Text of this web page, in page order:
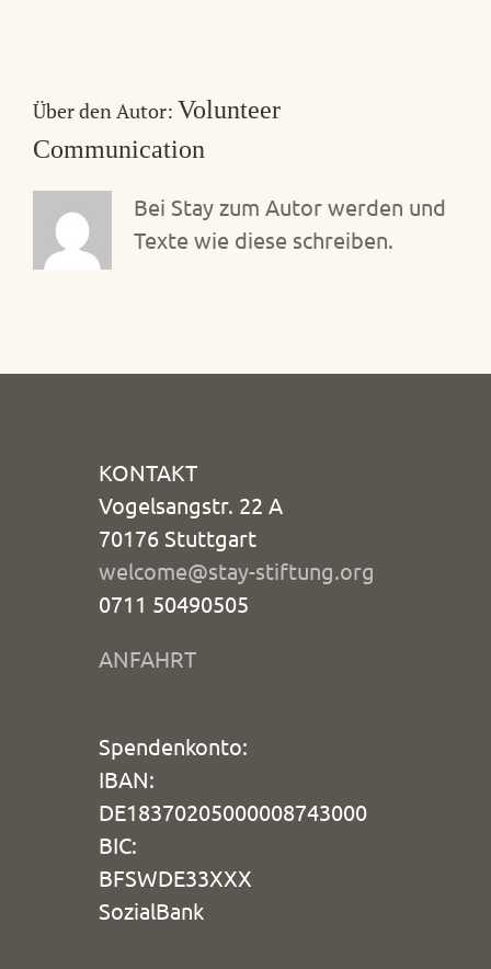
Über den Autor: Volunteer
Communication
Bei Stay zum Autor werden und
Texte wie diese schreiben.
KONTAKT
Vogelsangstr. 22 A
70176 Stuttgart
welcome@stay-stiftung.org
0711 50490505
ANFAHRT
Spendenkonto:
IBAN:
DE18370205000008743000
BIC:
BFSWDE33XXX
SozialBank